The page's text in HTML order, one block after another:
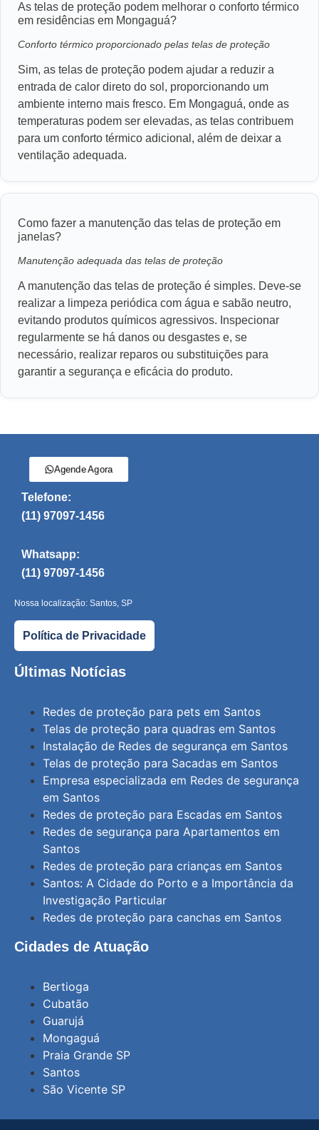
As telas de proteção podem melhorar o conforto térmico
em residências em Mongaguá?
Conforto térmico proporcionado pelas telas de proteção
Sim, as telas de proteção podem ajudar a reduzir a
entrada de calor direto do sol, proporcionando um
ambiente interno mais fresco. Em Mongaguá, onde as
temperaturas podem ser elevadas, as telas contribuem
para um conforto térmico adicional, além de deixar a
ventilação adequada.
Como fazer a manutenção das telas de proteção em
janelas?
Manutenção adequada das telas de proteção
A manutenção das telas de proteção é simples. Deve-se
realizar a limpeza periódica com água e sabão neutro,
evitando produtos químicos agressivos. Inspecionar
regularmente se há danos ou desgastes e, se
necessário, realizar reparos ou substituições para
garantir a segurança e eficácia do produto.
Agende Agora
Telefone:
(11) 97097-1456
Whatsapp:
(11) 97097-1456
Nossa localização: Santos, SP
Política de Privacidade
Últimas Notícias
Redes de proteção para pets em Santos
Telas de proteção para quadras em Santos
Instalação de Redes de segurança em Santos
Telas de proteção para Sacadas em Santos
Empresa especializada em Redes de segurança
em Santos
Redes de proteção para Escadas em Santos
Redes de segurança para Apartamentos em
Santos
Redes de proteção para crianças em Santos
Santos: A Cidade do Porto e a Importância da
Investigação Particular
Redes de proteção para canchas em Santos
Cidades de Atuação
Bertioga
Cubatão
Guarujá
Mongaguá
Praia Grande SP
Santos
São Vicente SP